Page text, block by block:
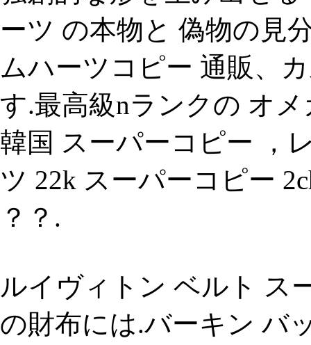
ーツ の本物と 偽物の見
ムハーツコピー 通販、
す.最高級nランクの オ
韓国 スーパーコピー ，
ツ 22k スーパーコピー
？？.
ルイヴィトン ベルト ス
の財布には.バーキン バ